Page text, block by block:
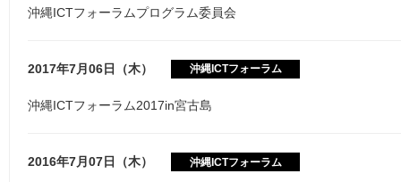
沖縄ICTフォーラムプログラム委員会
2017年7月06日（木） 沖縄ICTフォーラム
沖縄ICTフォーラム2017in宮古島
2016年7月07日（木） 沖縄ICTフォーラム